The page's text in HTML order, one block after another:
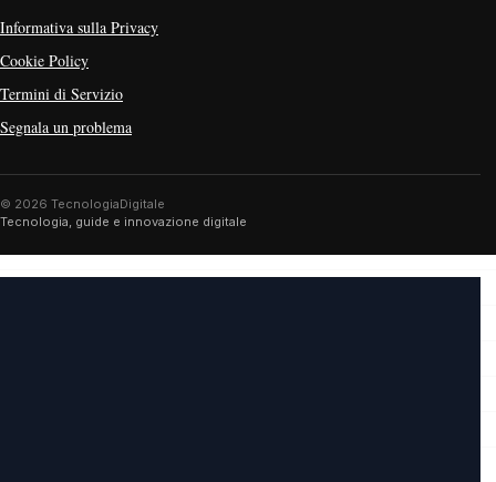
Informativa sulla Privacy
Cookie Policy
Termini di Servizio
Segnala un problema
© 2026 TecnologiaDigitale
Tecnologia, guide e innovazione digitale